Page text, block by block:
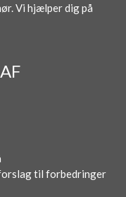
Vi hjælper dig på
til forbedringer